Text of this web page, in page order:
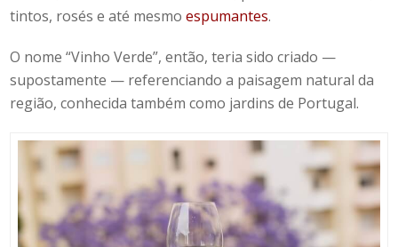
tintos, rosés e até mesmoespumantes.
O nome “Vinho Verde”, então, teria sido criado —
supostamente — referenciando a paisagem natural da
região, conhecida também como jardins de Portugal.